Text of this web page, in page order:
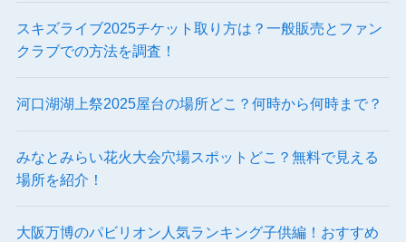
スキズライブ2025チケット取り方は？一般販売とファン
クラブでの方法を調査！
河口湖湖上祭2025屋台の場所どこ？何時から何時まで？
みなとみらい花火大会穴場スポットどこ？無料で見える
場所を紹介！
大阪万博のパビリオン人気ランキング子供編！おすすめ